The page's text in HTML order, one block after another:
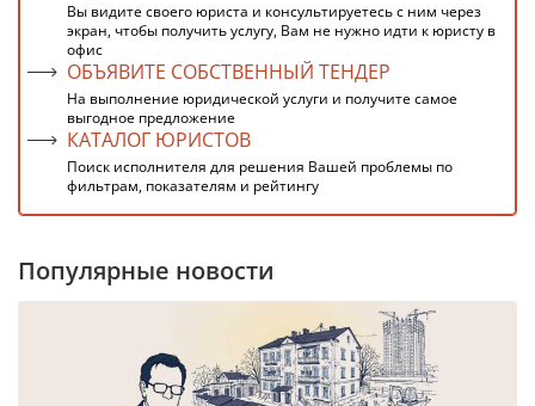
Вы видите своего юриста и консультируетесь с ним через
экран, чтобы получить услугу, Вам не нужно идти к юристу в
офис
ОБЪЯВИТЕ СОБСТВЕННЫЙ ТЕНДЕР
На выполнение юридической услуги и получите самое
выгодное предложение
КАТАЛОГ ЮРИСТОВ
Поиск исполнителя для решения Вашей проблемы по
фильтрам, показателям и рейтингу
Популярные новости